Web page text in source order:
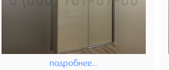
подробнее...